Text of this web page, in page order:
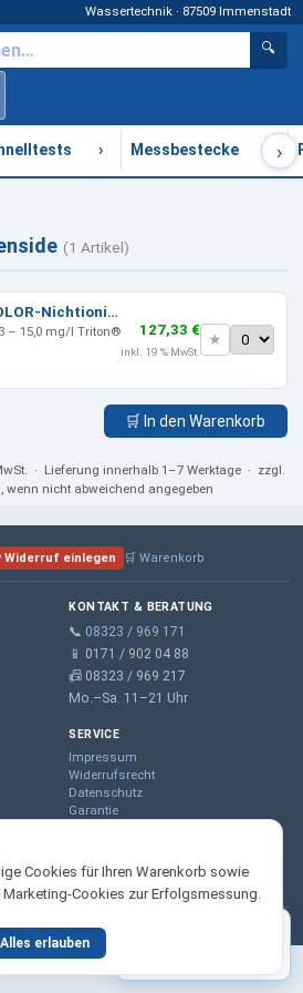
Cookies für Ihren Warenkorb sowie
Cookies zur Erfolgsmessung.
Alles erlauben
Wassertechnik · 87509 Immenstadt
🔍
› Messbestecke ›
(1 Artikel)
RUK NANOCOLOR-Nichtionische Tenside 15 Test
– 15,0 mg/l Triton®
127,33 €
inkl. 19 % MwSt.
★
🛒 In den Warenkorb
aktuell: brutto · inkl. 19 % MwSt.
· Lieferung innerhalb 1–7 Werktage · zzgl.
wenn nicht abweichend angegeben
Widerruf einlegen 🛒 Warenkorb
KONTAKT & BERATUNG
📞 08323 / 969 171
📱 0171 / 902 04 88
📠 08323 / 969 217
Mo.–Sa. 11–21 Uhr
SERVICE
Impressum
Widerrufsrecht
Datenschutz
Garantie
Geschäftskunden
Kontaktformular